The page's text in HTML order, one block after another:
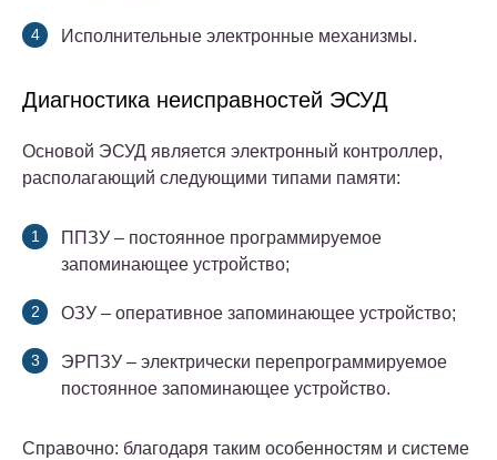
Исполнительные электронные механизмы.
Диагностика неисправностей ЭСУД
Основой ЭСУД является электронный контроллер,
располагающий следующими типами памяти:
ППЗУ – постоянное программируемое
запоминающее устройство;
ОЗУ – оперативное запоминающее устройство;
ЭРПЗУ – электрически перепрограммируемое
постоянное запоминающее устройство.
Справочно: благодаря таким особенностям и системе